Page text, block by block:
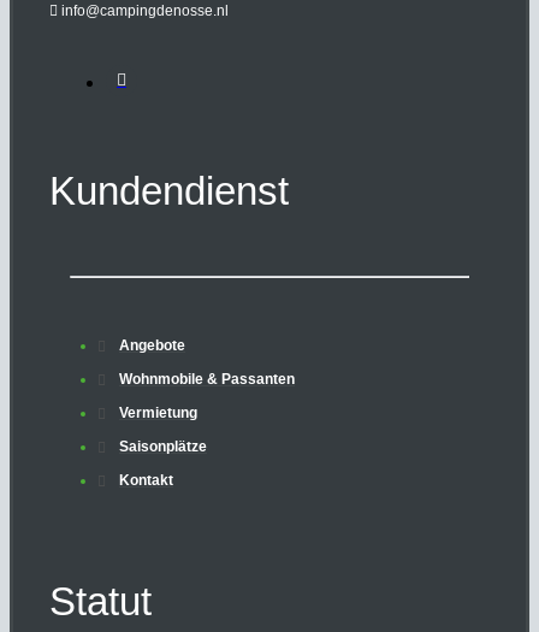
 info@campingdenosse.nl
Kundendienst
Angebote
Wohnmobile & Passanten
Vermietung
Saisonplätze
Kontakt
Statut